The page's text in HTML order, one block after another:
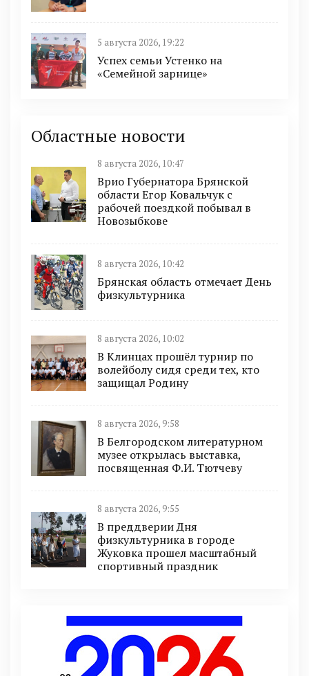
5 августа 2026, 19:22
Успех семьи Устенко на
«Семейной зарнице»
Областные новости
8 августа 2026, 10:47
Врио Губернатора Брянской
области Егор Ковальчук с
рабочей поездкой побывал в
Новозыбкове
8 августа 2026, 10:42
Брянская область отмечает День
физкультурника
8 августа 2026, 10:02
В Клинцах прошёл турнир по
волейболу сидя среди тех, кто
защищал Родину
8 августа 2026, 9:58
В Белгородском литературном
музее открылась выставка,
посвященная Ф.И. Тютчеву
8 августа 2026, 9:55
В преддверии Дня
физкультурника в городе
Жуковка прошел масштабный
спортивный праздник